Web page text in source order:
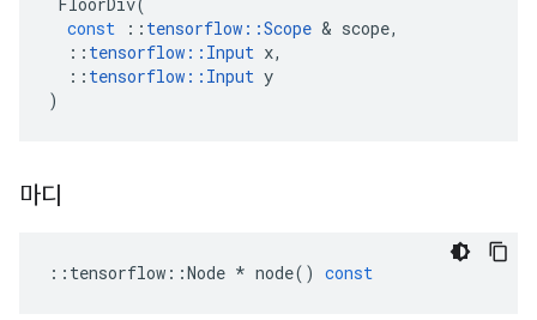
const
:: tensorflow ::Scope & scope,
:: tensorflow :: Input x,
:: tensorflow :: Input y
)
마디
:: tensorflow ::Node * node() const